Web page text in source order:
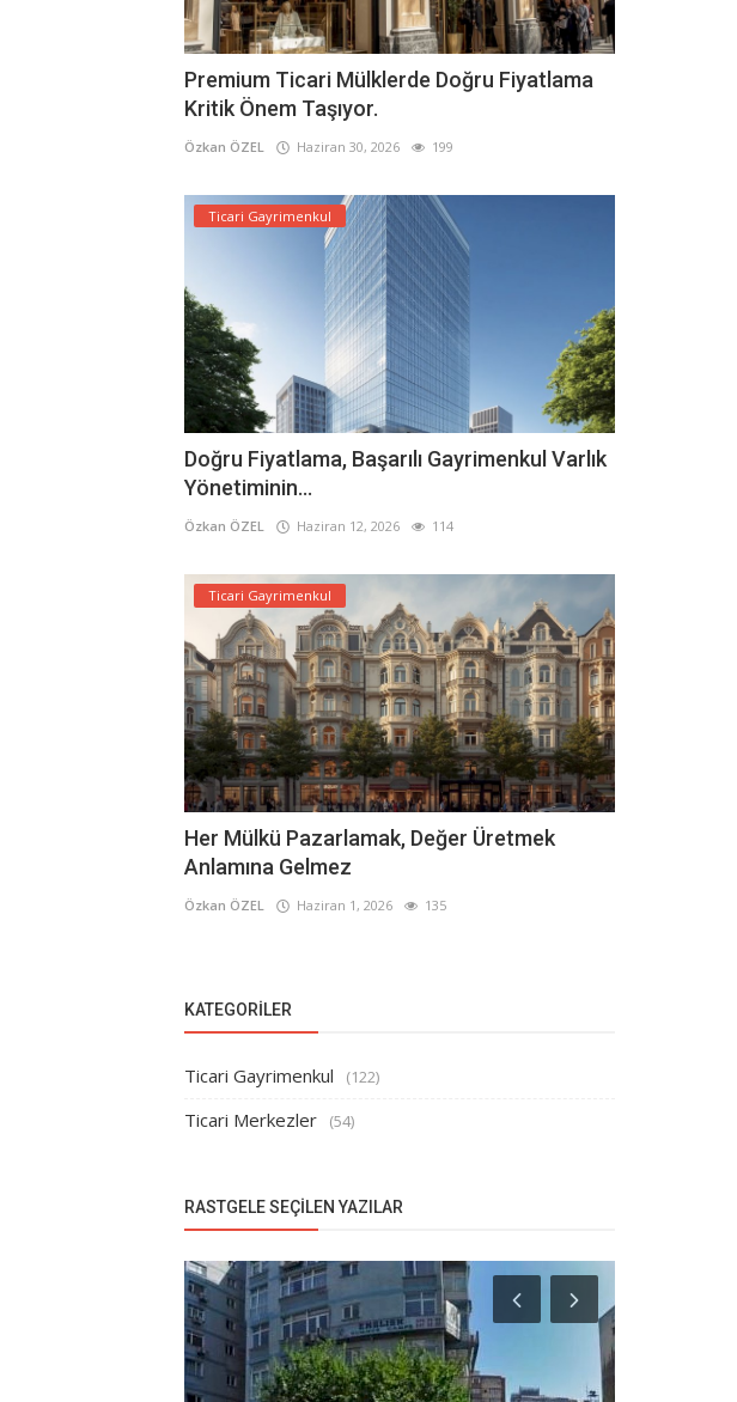
Premium Ticari Mülklerde Doğru Fiyatlama
Kritik Önem Taşıyor.
Özkan ÖZEL Haziran 30, 2026 199
Ticari Gayrimenkul
Doğru Fiyatlama, Başarılı Gayrimenkul Varlık
Yönetiminin...
Özkan ÖZEL Haziran 12, 2026 114
Ticari Gayrimenkul
Her Mülkü Pazarlamak, Değer Üretmek
Anlamına Gelmez
Özkan ÖZEL Haziran 1, 2026 135
KATEGORILER
Ticari Gayrimenkul (122)
Ticari Merkezler (54)
RASTGELE SEÇILEN YAZILAR